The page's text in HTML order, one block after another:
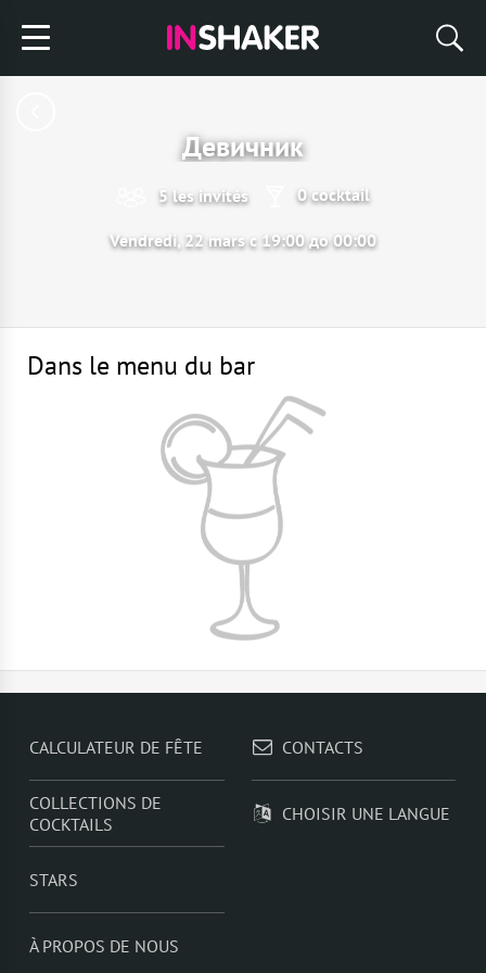
Девичник
5 les invités 0 cocktail
Vendredi, 22 mars с 19:00 до 00:00
Dans le menu du bar
CALCULATEUR DE FÊTE
COLLECTIONS DE
COCKTAILS
STARS
À PROPOS DE NOUS
CONTACTS
CHOISIR UNE LANGUE